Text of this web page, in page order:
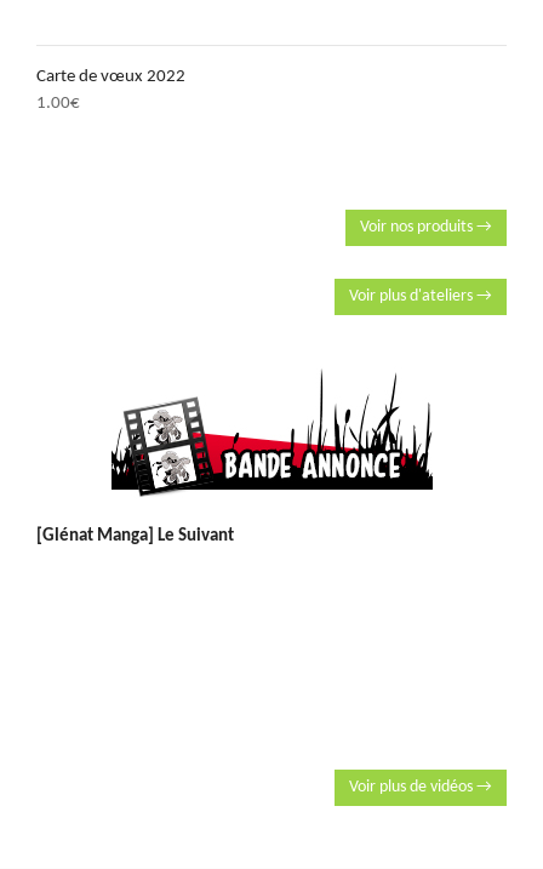
Carte de vœux 2022
1.00€
Voir nos produits →
Voir plus d'ateliers →
[Glénat Manga] Le Suivant
Voir plus de vidéos →